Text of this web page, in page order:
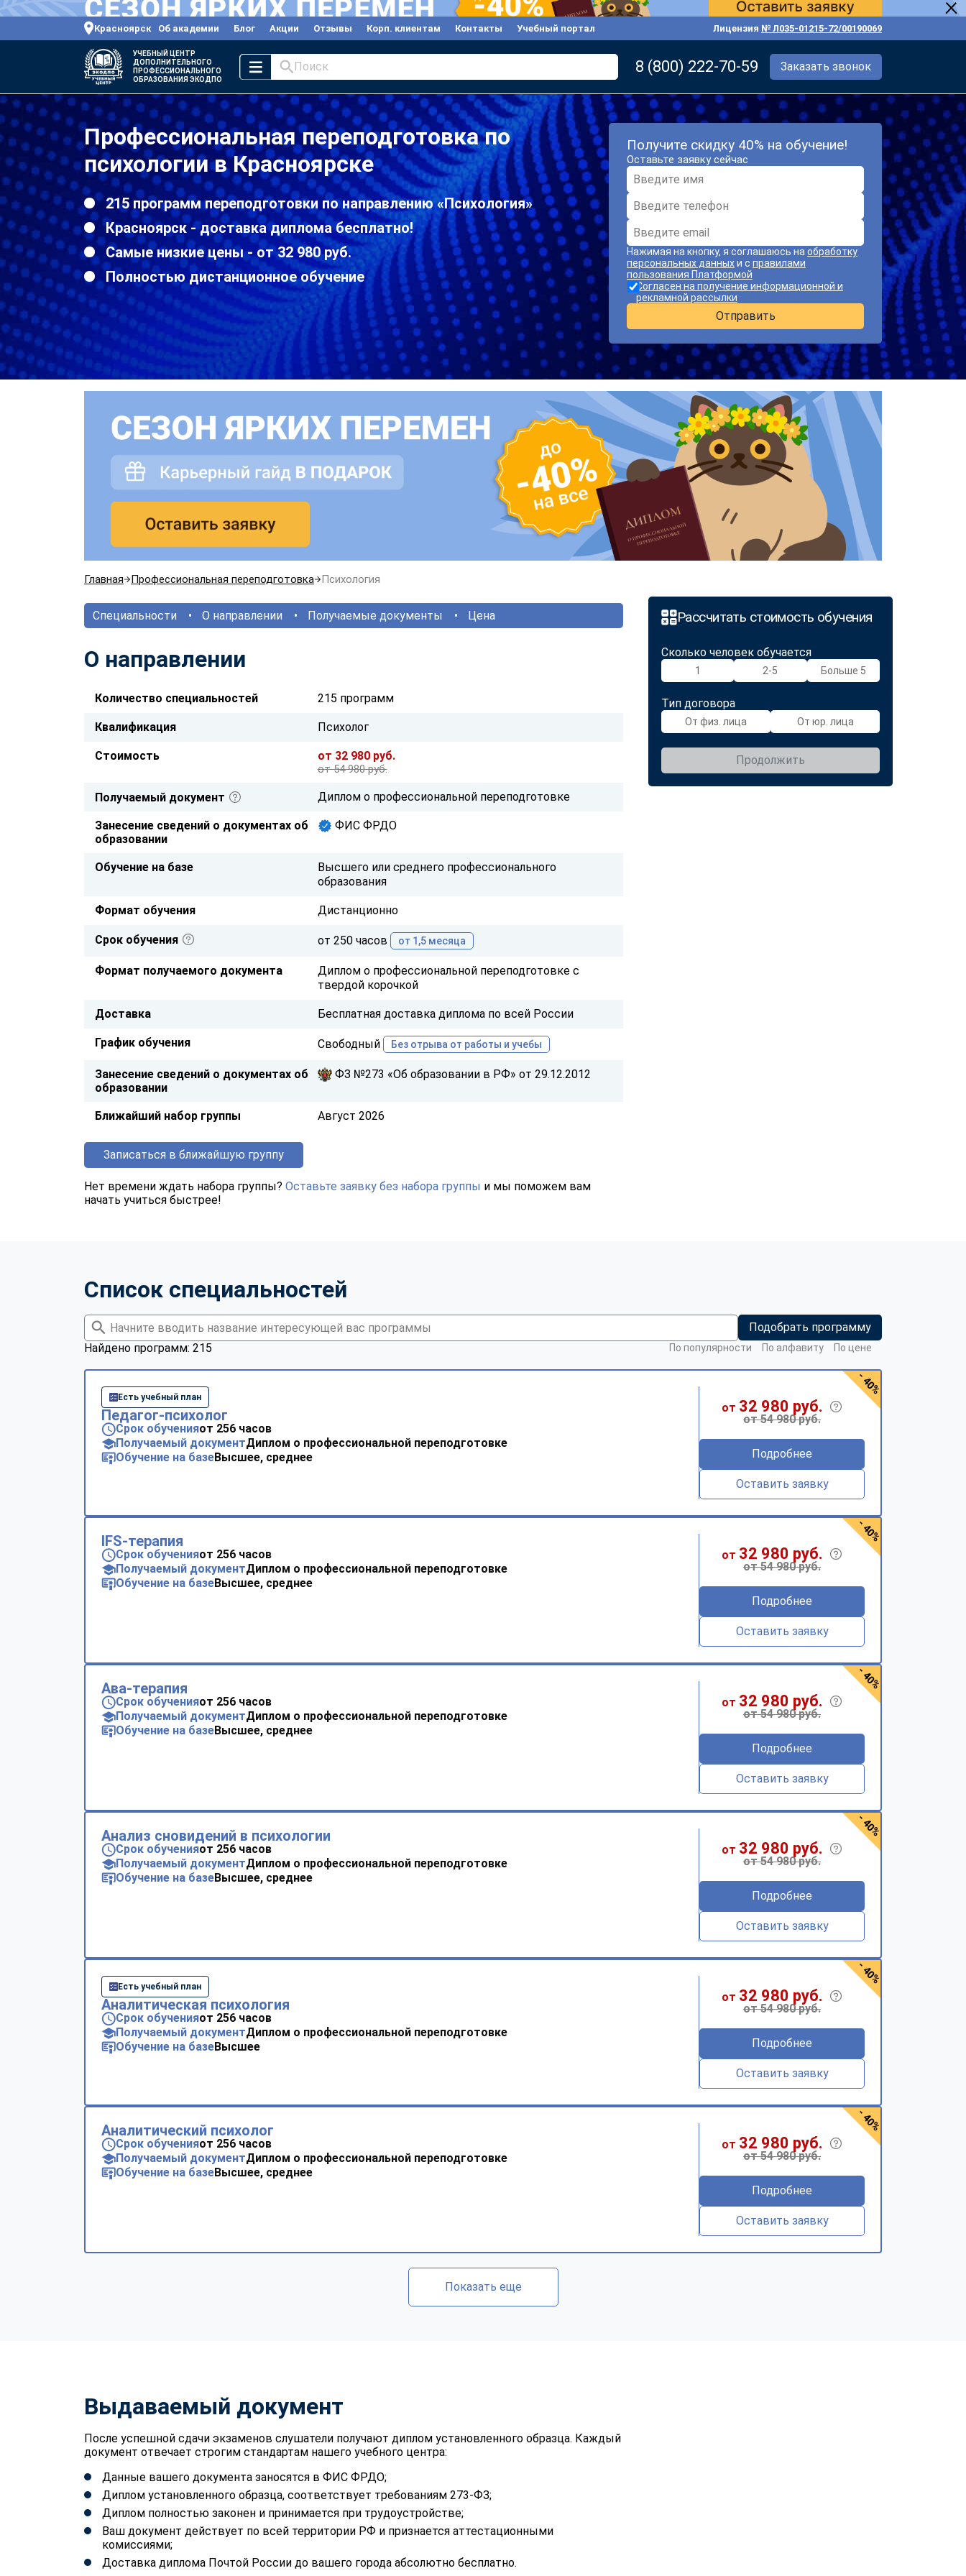
Красноярск Об академии Блог Акции Отзывы Корп. клиентам Контакты Учебный портал Лицензия № Л035-01215-72/00190069
УЧЕБНЫЙ ЦЕНТР
ДОПОЛНИТЕЛЬНОГО
ПРОФЕССИОНАЛЬНОГО
ОБРАЗОВАНИЯ ЭКОДПО
Поиск 8 (800) 222-70-59 Заказать звонок
Профессиональная переподготовка по
психологии в Красноярске
215 программ переподготовки по направлению «Психология»
Красноярск - доставка диплома бесплатно!
Самые низкие цены - от 32 980 руб.
Полностью дистанционное обучение
Получите скидку 40% на обучение!
Оставьте заявку сейчас
Нажимая на кнопку, я соглашаюсь на обработку
персональных данныхи с правилами
пользования Платформой
Согласен на получение информационной и
рекламной рассылки
Отправить
Главная Профессиональная переподготовка Психология
Рассчитать стоимость обучения
Сколько человек обучается
1 2-5 Больше 5
Тип договора
От физ. лица От юр. лица
Продолжить
Специальности О направлении Получаемые документы Цена
О направлении
Количество специальностей 215 программ
Квалификация Психолог
Стоимость от 32 980 руб.
от 54 980 руб.
Получаемый документ Диплом о профессиональной переподготовке
Занесение сведений о документах об
образовании
ФИС ФРДО
Обучение на базе
Высшего или среднего профессионального
образования
Формат обучения Дистанционно
Срок обучения от 250 часов от 1,5 месяца
Формат получаемого документа
Диплом о профессиональной переподготовке с
твердой корочкой
Доставка Бесплатная доставка диплома по всей России
График обучения Свободный Без отрыва от работы и учебы
Занесение сведений о документах об
образовании
ФЗ №273 «Об образовании в РФ» от 29.12.2012
Ближайший набор группы Август 2026
Записаться в ближайшую группу
Нет времени ждать набора группы? Оставьте заявку без набора группы и мы поможем вам
начать учиться быстрее!
Список специальностей
Подобрать программу
Найдено программ: 215
По популярности По алфавиту По цене
Есть учебный план
Педагог-психолог
Срок обученияот 256 часов
Получаемый документДиплом о профессиональной переподготовке
Обучение на базеВысшее, среднее
от 32 980 руб.
от 54 980 руб.
Подробнее
Оставить заявку
- 40%
IFS-терапия
Срок обученияот 256 часов
Получаемый документДиплом о профессиональной переподготовке
Обучение на базеВысшее, среднее
от 32 980 руб.
от 54 980 руб.
Подробнее
Оставить заявку
- 40%
Ава-терапия
Срок обученияот 256 часов
Получаемый документДиплом о профессиональной переподготовке
Обучение на базеВысшее, среднее
от 32 980 руб.
от 54 980 руб.
Подробнее
Оставить заявку
- 40%
Анализ сновидений в психологии
Срок обученияот 256 часов
Получаемый документДиплом о профессиональной переподготовке
Обучение на базеВысшее, среднее
от 32 980 руб.
от 54 980 руб.
Подробнее
Оставить заявку
- 40%
Есть учебный план
Аналитическая психология
Срок обученияот 256 часов
Получаемый документДиплом о профессиональной переподготовке
Обучение на базеВысшее
от 32 980 руб.
от 54 980 руб.
Подробнее
Оставить заявку
- 40%
Аналитический психолог
Срок обученияот 256 часов
Получаемый документДиплом о профессиональной переподготовке
Обучение на базеВысшее, среднее
от 32 980 руб.
от 54 980 руб.
Подробнее
Оставить заявку
- 40%
Показать еще
Выдаваемый документ
После успешной сдачи экзаменов слушатели получают диплом установленного образца. Каждый
документ отвечает строгим стандартам нашего учебного центра:
Данные вашего документа заносятся в ФИС ФРДО;
Диплом установленного образца, соответствует требованиям 273-ФЗ;
Диплом полностью законен и принимается при трудоустройстве;
Ваш документ действует по всей территории РФ и признается аттестационными
комиссиями;
Доставка диплома Почтой России до вашего города абсолютно бесплатно.